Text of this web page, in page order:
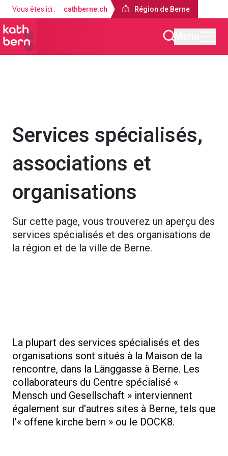
Vous êtes ici : cathberne.ch Région de Berne
Services spécialisés,
associations et
organisations
Sur cette page, vous trouverez un aperçu des
services spécialisés et des organisations de
la région et de la ville de Berne.
La plupart des services spécialisés et des
organisations sont situés à la Maison de la
rencontre, dans la Länggasse à Berne. Les
collaborateurs du Centre spécialisé «
Mensch und Gesellschaft » interviennent
également sur d'autres sites à Berne, tels que
l'« offene kirche bern » ou le DOCK8.